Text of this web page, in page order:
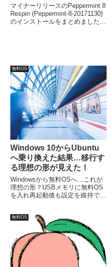
マイナーリリースのPeppermint 8
Respin (Peppermint-8-20171130)
のインストールをまとめました。
無料OS
Windows 10からUbuntu
へ乗り換えた結果…移行す
る理想の形が見えた！
Windowsから無料OSへ…これが
理想の形？USBメモリに無料OS
を入れ再起動後も設定を維持でき
ンとしても使うことが可能。乗り
換えは、作業毎に少しずつ移行し
ていくと楽です。
無料OS